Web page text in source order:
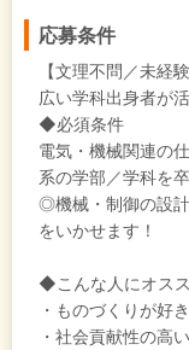
応募条件
【文理不問／未経
広い学科出身者が活
◆必須条件
電気・機械関連の
系の学部／学科を
◎機械・制御の設
をいかせます！
◆こんな人にオスス
・ものづくりが好
・社会貢献性の高